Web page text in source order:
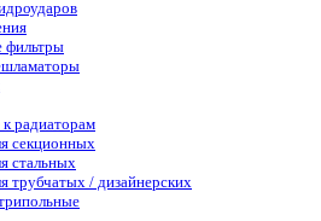
радиаторам
секционных
стальных
трубчатых / дизайнерских